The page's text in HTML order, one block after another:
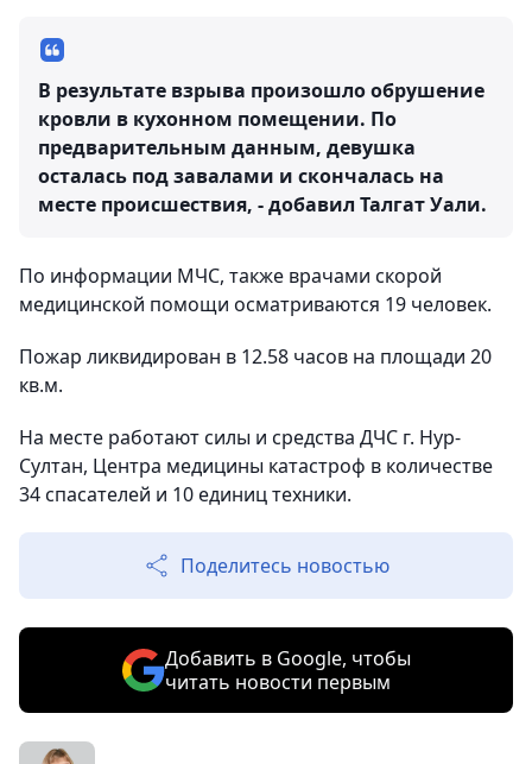
В результате взрыва произошло обрушение
кровли в кухонном помещении. По
предварительным данным, девушка
осталась под завалами и скончалась на
месте происшествия, - добавил Талгат Уали.
По информации МЧС, также врачами скорой
медицинской помощи осматриваются 19 человек.
Пожар ликвидирован в 12.58 часов на площади 20
кв.м.
На месте работают силы и средства ДЧС г. Нур-
Султан, Центра медицины катастроф в количестве
34 спасателей и 10 единиц техники.
Поделитесь новостью
Добавить в Google, чтобы
читать новости первым